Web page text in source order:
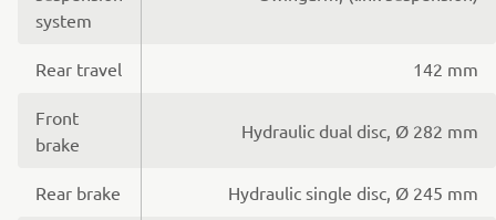
system
Rear travel 142 mm
Front
brake
Hydraulic dual disc, Ø 282 mm
Rear brake Hydraulic single disc, Ø 245 mm